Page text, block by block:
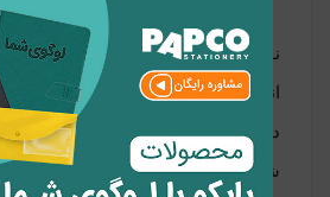
نوع خط کشی این دفتر یک خط می‏
انواع دیگری از جمله صفحه ‏بندی
در سبد این گروه محصولی هست که
شد.